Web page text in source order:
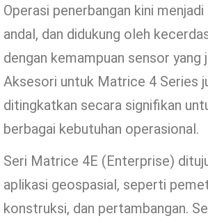
Operasi penerbangan kini menjadi
andal, dan didukung oleh
dengan kemampuan sensor yang
Aksesori untuk Matrice 4 Series
ditingkatkan secara signifikan
berbagai kebutuhan operasional.
Seri Matrice 4E (Enterprise)
aplikasi geospasial, seperti
konstruksi, dan pertambangan.